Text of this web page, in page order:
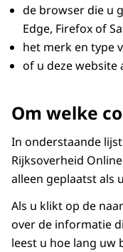
de browser die u
Edge, Firefox of
het merk en type
of u deze website
Om welke
In onderstaande
Rijksoverheid
alleen geplaatst als
Als u klikt op de
over de informatie
leest u hoe lang uw